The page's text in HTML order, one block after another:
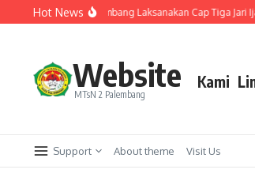
Lewati ke konten
Hot News
2 Palembang Laksanakan Cap Tiga Jari Ijazah 1
Website
MTsN 2 Palembang
Kami
Support About theme Visit Us